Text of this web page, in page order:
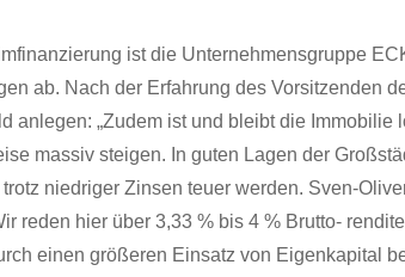
ist die Unternehmensgruppe
ab. Nach der Erfahrung des Vor­sitzen­den
„Zudem ist und bleibt die
mas­siv steigen. In guten Lagen der
niedriger Zin­sen teuer wer­den. Sven-
hier über 3,33 % bis 4 % Brut­to-
einen größeren Ein­satz von Eigenkap­i­tal